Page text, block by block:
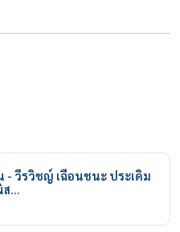
วีรวิชญ์ เฉือนชนะ ประเดิม
ส…